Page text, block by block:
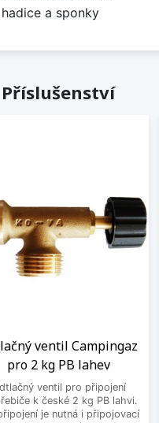
a sponky
Příslušenství
ventil Campingaz
pro 2 kg PB lahev
ventil pro připojení
k české 2 kg PB lahvi.
je nutná i připojovací